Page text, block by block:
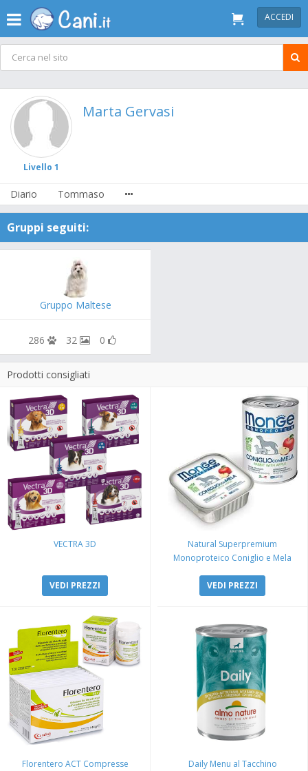
ACCEDI
Livello 1
Marta Gervasi
Diario Tommaso
Gruppi seguiti:
Gruppo Maltese
286 32 0
Prodotti consigliati
VECTRA 3D
VEDI PREZZI
Natural Superpremium
Monoproteico Coniglio e Mela
VEDI PREZZI
Florentero ACT Compresse Daily Menu al Tacchino